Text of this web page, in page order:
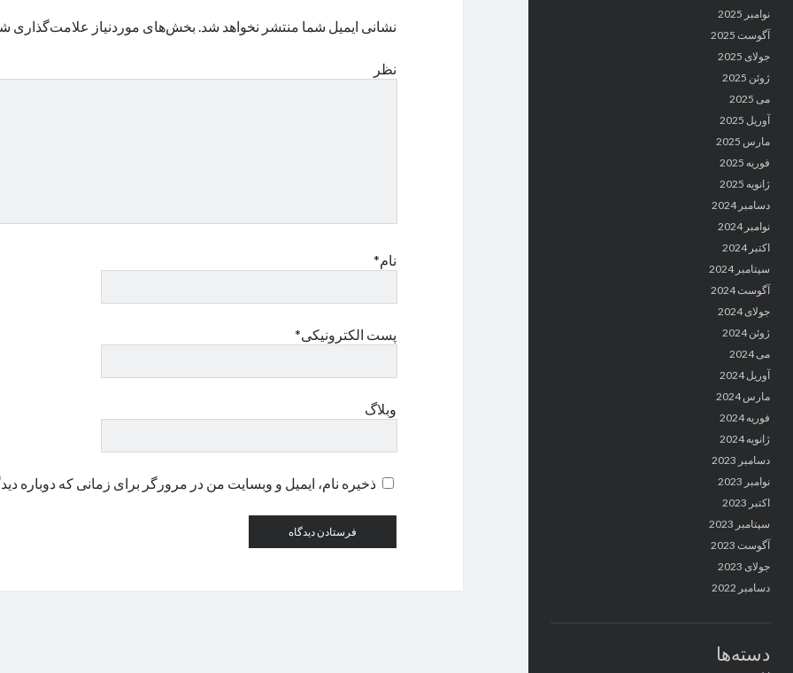
نوامبر 2025
آگوست 2025
جولای 2025
ژوئن 2025
می 2025
آوریل 2025
مارس 2025
فوریه 2025
ژانویه 2025
دسامبر 2024
نوامبر 2024
اکتبر 2024
سپتامبر 2024
آگوست 2024
جولای 2024
ژوئن 2024
می 2024
آوریل 2024
مارس 2024
فوریه 2024
ژانویه 2024
دسامبر 2023
نوامبر 2023
اکتبر 2023
سپتامبر 2023
آگوست 2023
جولای 2023
دسامبر 2022
دسته‌ها
نشانی ایمیل شما منتشر نخواهد شد. بخش‌های موردنیاز علامت‌گذاری
نظر
نام*
پست الکترونیکی*
وبلاگ
ذخیره نام، ایمیل و وبسایت من در مرورگر برای زمانی که دوباره